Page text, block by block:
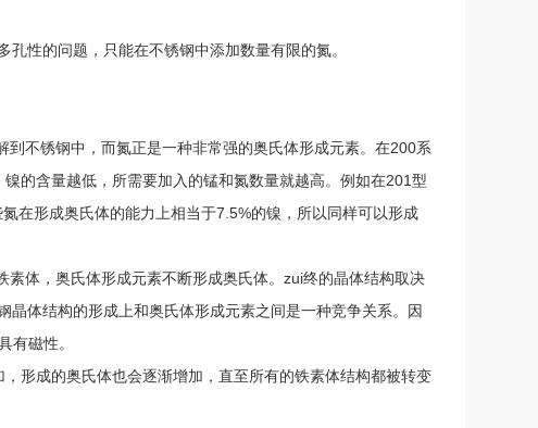
性的问题，只能在不锈钢中添加数量有限的氮。
不锈钢中，而氮正是一种非常强的奥氏体形成元素。在200系
的含量越低，所需要加入的锰和氮数量就越高。例如在201型
在形成奥氏体的能力上相当于7.5%的镍，所以同样可以形成
体，奥氏体形成元素不断形成奥氏体。zui终的晶体结构取决
体结构的形成上和奥氏体形成元素之间是一种竞争关系。因
有磁性。
形成的奥氏体也会逐渐增加，直至所有的铁素体结构都被转变